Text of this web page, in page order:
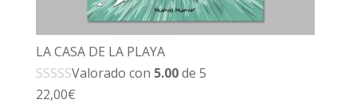
LA CASA DE LA PLAYA
Valorado con 5.00de 5
22,00€